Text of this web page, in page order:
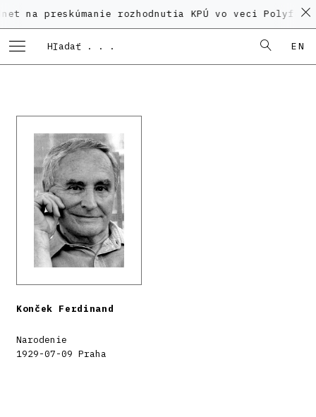
rozhodnutia KPÚ vo veci Polyfunkčného
EN
Konček Ferdinand
Narodenie
1929-07-09 Praha